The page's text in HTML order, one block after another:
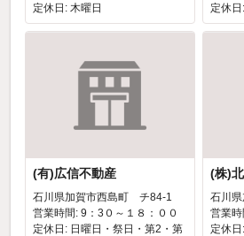
定休日: 木曜日
定休
(有)広信不動産
石川県加賀市西島町 チ84-1
営業時間: 9：3０～１８：００
定休日: 日曜日・祭日・第2・第
(株)
石川
営業
定休